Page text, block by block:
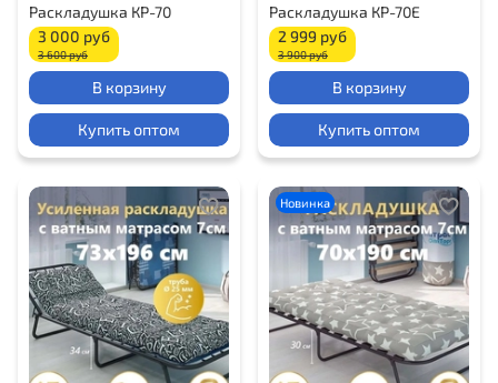
Раскладушка КР-70
3 000 руб
3 600 руб
В корзину
Купить оптом
Раскладушка КР-70E
2 999 руб
3 900 руб
В корзину
Купить оптом
Новинка